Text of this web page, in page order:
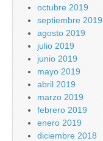
octubre 2019
septiembre 2019
agosto 2019
julio 2019
junio 2019
mayo 2019
abril 2019
marzo 2019
febrero 2019
enero 2019
diciembre 2018